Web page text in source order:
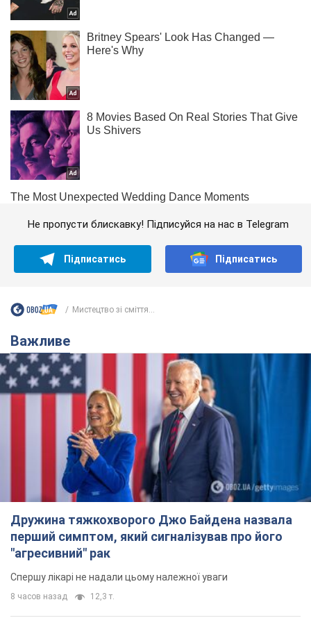
Не пропусти блискавку! Підписуйся на нас в Telegram
Підписатись Підписатись
Мистецтво зі сміття...
Важливе
Дружина тяжкохворого Джо Байдена назвала
перший симптом, який сигналізував про його
"агресивний" рак
Спершу лікарі не надали цьому належної уваги
8 часов назад 12,3 т.